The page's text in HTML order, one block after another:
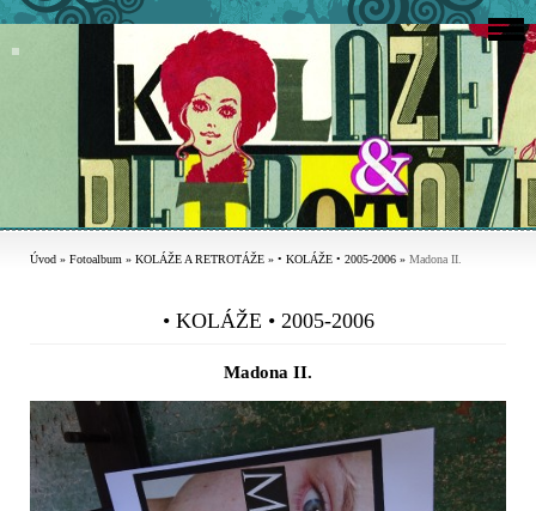
Úvod » Fotoalbum » KOLÁŽE A RETROTÁŽE » • KOLÁŽE • 2005-2006 » Madona II.
• KOLÁŽE • 2005-2006
Madona II.